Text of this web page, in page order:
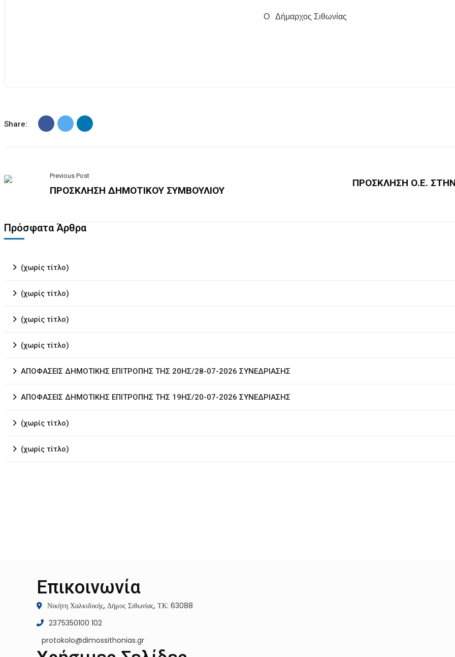
Ο Δήμαρχος Σιθωνίας
Share:
Previous Post
ΠΡΟΣΚΛΗΣΗ ΔΗΜΟΤΙΚΟΥ ΣΥΜΒΟΥΛΙΟΥ
ΠΡΟΣΚΛΗΣΗ Ο.Ε.
Πρόσφατα Άρθρα
(χωρίς τίτλο)
(χωρίς τίτλο)
(χωρίς τίτλο)
(χωρίς τίτλο)
ΑΠΟΦΑΣΕΙΣ ΔΗΜΟΤΙΚΗΣ ΕΠΙΤΡΟΠΗΣ ΤΗΣ 20ΗΣ/28-07-2026 ΣΥΝΕΔΡΙΑΣΗΣ
ΑΠΟΦΑΣΕΙΣ ΔΗΜΟΤΙΚΗΣ ΕΠΙΤΡΟΠΗΣ ΤΗΣ 19ΗΣ/20-07-2026 ΣΥΝΕΔΡΙΑΣΗΣ
(χωρίς τίτλο)
(χωρίς τίτλο)
Επικοινωνία
Νικήτη Χαλκιδικής, Δήμος Σιθωνίας, ΤΚ: 63088
2375350100 102
protokolo@dimossithonias.gr